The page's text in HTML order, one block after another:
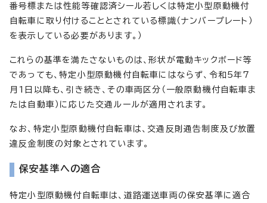
番号標または性能等確認済シール若しくは特定小型原動機付
自転車に取り付けることとされている標識（ナンバープレート）
を表示している必要があります。）
これらの基準を満たさないものは、形状が電動キックボード等
であっても、特定小型原動機付自転車にはならず、令和5年7
月1日以降も、引き続き、その車両区分（一般原動機付自転車ま
たは自動車）に応じた交通ルールが適用されます。
なお、特定小型原動機付自転車は、交通反則通告制度及び放置
違反金制度の対象とされています。
保安基準への適合
特定小型原動機付自転車は、道路運送車両の保安基準に適合